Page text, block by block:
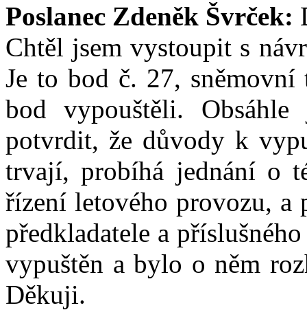
Poslanec Zdeněk Švrček:
Chtěl jsem vystoupit s
Je to bod č. 27,
bod vypouštěli.
potvrdit, že důvody k
trvají, probíhá jednání o
řízení letového provozu, a
předkladatele a
vypuštěn a bylo o něm
Děkuji.